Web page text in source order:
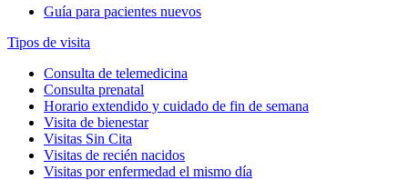
Guía para pacientes nuevos
Tipos de visita
Consulta de telemedicina
Consulta prenatal
Horario extendido y cuidado de fin de semana
Visita de bienestar
Visitas Sin Cita
Visitas de recién nacidos
Visitas por enfermedad el mismo día